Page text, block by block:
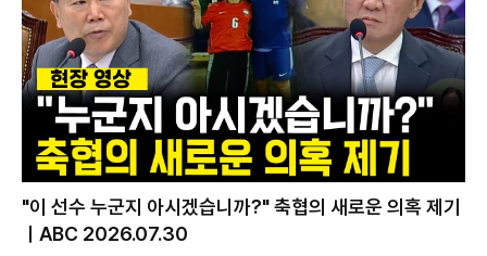
"이 선수 누군지 아시겠습니까?" 축협의 새로운 의혹 제기
ㅣABC 2026.07.30